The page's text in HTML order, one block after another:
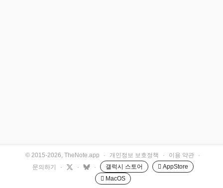
© 2015-2026, TheNote.app · 개인정보 보호정책 · 이용 약관
·
문의하기
· · · 갤럭시 스토어
 AppStore
 MacOS